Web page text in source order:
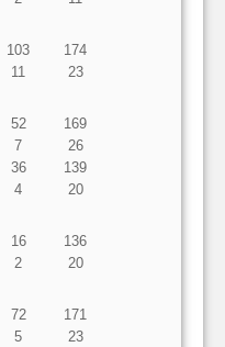
103
174
11 23
52
169
7
26
36
139
4 20
16
136
2 20
72
171
5 23